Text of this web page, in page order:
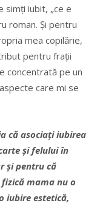
simți iubit, „ce e
roman. Și pentru
mea copilărie,
pentru frații
concentrată pe un
care mi se
că asociați iubirea
și felului în
și pentru că
mama nu o
iubire estetică,